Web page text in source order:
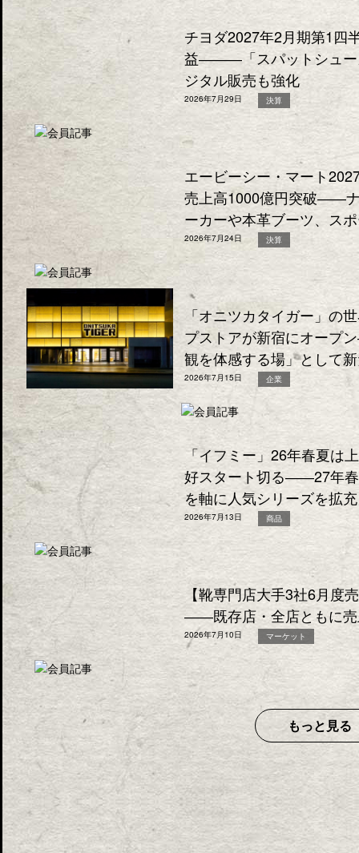
チヨダ2027年2月期第1四
益―――「スパットシュー
ジタル販売も強化
2026年7月29日 決算
エービーシー・マート
売上高1000億円突破――
ーカーや本革ブーツ、ス
2026年7月24日 決算
「オニツカタイガー」の
プストアが新宿にオープ
観を体感する場」として
2026年7月15日 企業
「イフミー」26年春夏は
好スタート切る――27年
を軸に人気シリーズを拡充
2026年7月13日 商品
【靴専門店大手3社6月度
――既存店・全店ともに売
2026年7月10日 マーケット
もっと見る